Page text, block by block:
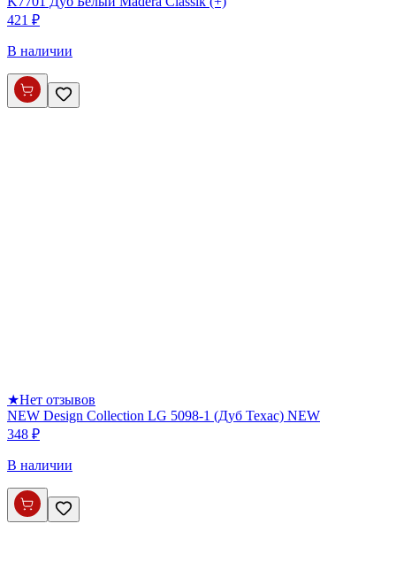
421 ₽
В наличии
★Нет отзывов
NEW Design Collection LG 5098-1 (Дуб Техас) NEW
348 ₽
В наличии